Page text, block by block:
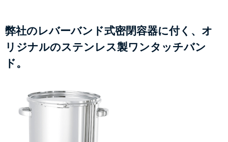
弊社のレバーバンド式密閉容器に付く、オ
リジナルのステンレス製ワンタッチバン
ド。